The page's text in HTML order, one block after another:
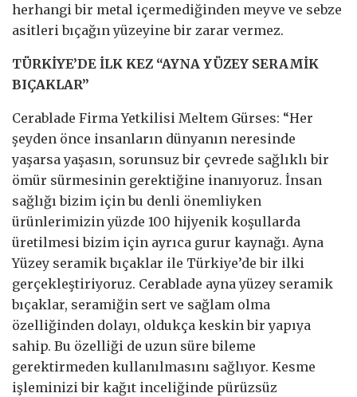
herhangi bir metal içermediğinden meyve ve sebze
asitleri bıçağın yüzeyine bir zarar vermez.
TÜRKİYE’DE İLK KEZ “AYNA YÜZEY SERAMİK
BIÇAKLAR”
Cerablade Firma Yetkilisi Meltem Gürses: “Her
şeyden önce insanların dünyanın neresinde
yaşarsa yaşasın, sorunsuz bir çevrede sağlıklı bir
ömür sürmesinin gerektiğine inanıyoruz. İnsan
sağlığı bizim için bu denli önemliyken
ürünlerimizin yüzde 100 hijyenik koşullarda
üretilmesi bizim için ayrıca gurur kaynağı. Ayna
Yüzey seramik bıçaklar ile Türkiye’de bir ilki
gerçekleştiriyoruz. Cerablade ayna yüzey seramik
bıçaklar, seramiğin sert ve sağlam olma
özelliğinden dolayı, oldukça keskin bir yapıya
sahip. Bu özelliği de uzun süre bileme
gerektirmeden kullanılmasını sağlıyor. Kesme
işleminizi bir kağıt inceliğinde pürüzsüz